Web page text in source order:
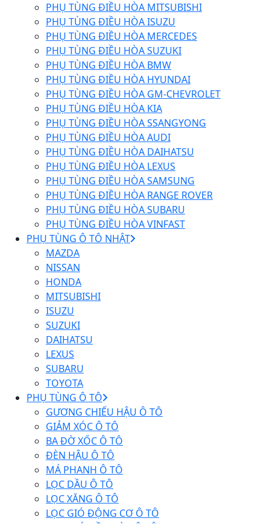
PHỤ TÙNG ĐIỀU HÒA MITSUBISHI
PHỤ TÙNG ĐIỀU HÒA ISUZU
PHỤ TÙNG ĐIỀU HÒA MERCEDES
PHỤ TÙNG ĐIỀU HÒA SUZUKI
PHỤ TÙNG ĐIỀU HÒA BMW
PHỤ TÙNG ĐIỀU HÒA HYUNDAI
PHỤ TÙNG ĐIỀU HÒA GM-CHEVROLET
PHỤ TÙNG ĐIỀU HÒA KIA
PHỤ TÙNG ĐIỀU HÒA SSANGYONG
PHỤ TÙNG ĐIỀU HÒA AUDI
PHỤ TÙNG ĐIỀU HÒA DAIHATSU
PHỤ TÙNG ĐIỀU HÒA LEXUS
PHỤ TÙNG ĐIỀU HÒA SAMSUNG
PHỤ TÙNG ĐIỀU HÒA RANGE ROVER
PHỤ TÙNG ĐIỀU HÒA SUBARU
PHỤ TÙNG ĐIỀU HÒA VINFAST
PHỤ TÙNG Ô TÔ NHẬT
MAZDA
NISSAN
HONDA
MITSUBISHI
ISUZU
SUZUKI
DAIHATSU
LEXUS
SUBARU
TOYOTA
PHỤ TÙNG Ô TÔ
GƯƠNG CHIẾU HẬU Ô TÔ
GIẢM XÓC Ô TÔ
BA ĐỜ XỐC Ô TÔ
ĐÈN HẬU Ô TÔ
MÁ PHANH Ô TÔ
LỌC DẦU Ô TÔ
LỌC XĂNG Ô TÔ
LỌC GIÓ ĐỘNG CƠ Ô TÔ